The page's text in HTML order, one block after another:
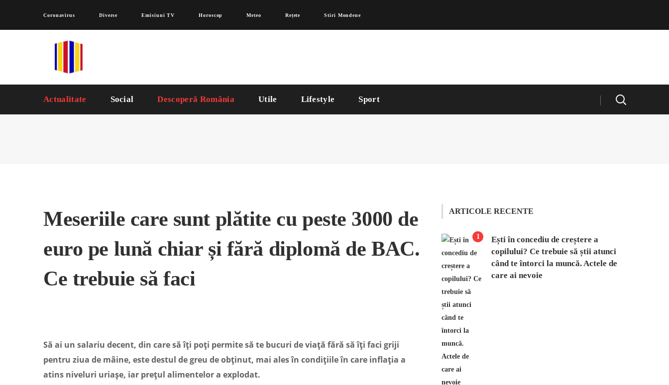
Coronavirus Diverse Emisiuni TV Horoscop Meteo Rețete Stiri Mondene
Actualitate Social Descoperă România Utile Lifestyle Sport
Meseriile care sunt plătite cu peste 3000 de
euro pe lună chiar și fără diplomă de BAC.
Ce trebuie să faci
Să ai un salariu decent, din care să îți poți permite să te bucuri de viață fără să îți faci griji
pentru ziua de mâine, este destul de greu de obținut, mai ales în condițiile în care inflația a
atins niveluri uriașe, iar prețul alimentelor a explodat.
ARTICOLE RECENTE
1
Ești în concediu de creștere a
copilului? Ce trebuie să știi atunci
când te întorci la muncă. Actele de
care ai nevoie